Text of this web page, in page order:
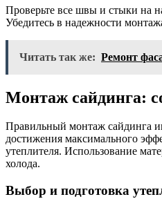
Проверьте все швы и стыки на
Убедитесь в надежности
Читать так же: Ремонт
Монтаж сайдинга:
Правильный монтаж сайдинга
достижения максимального
утеплителя. Использование
холода.
Выбор и подготовка